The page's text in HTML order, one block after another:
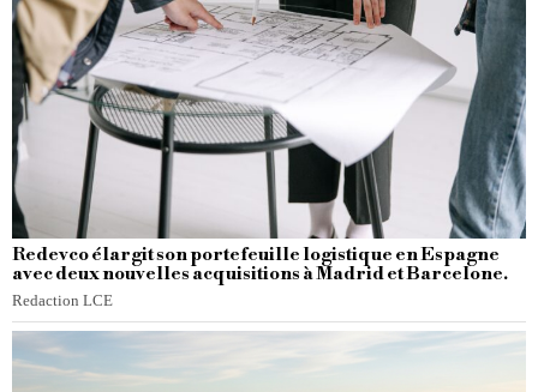
Redevco élargit son portefeuille logistique en Espagne
avec deux nouvelles acquisitions à Madrid et Barcelone.
Redaction LCE